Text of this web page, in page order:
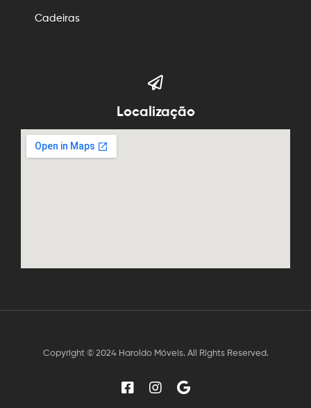
Cadeiras
Localização
Copyright © 2024 Haroldo Móveis. All Rights Reserved.